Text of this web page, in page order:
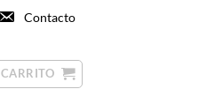
Contacto
CARRITO